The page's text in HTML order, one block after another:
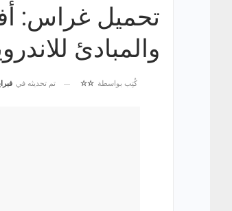
تحميل غراس:
والمبادئ
كُتِب بواسطة ☆☆ تم تحديثه في فبراير 2,